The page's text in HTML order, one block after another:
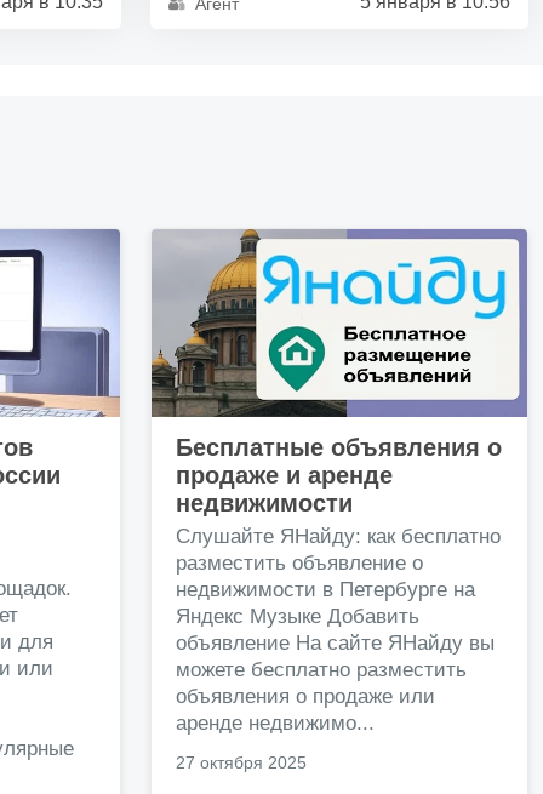
для
или
Бесплатные объявления о
продаже и аренде
недвижимости
Слушайте ЯНайду: как бесплатно
разместить объявление о
недвижимости в Петербурге на
Яндекс Музыке Добавить
объявление На сайте ЯНайду вы
можете бесплатно разместить
объявления о продаже или
аренде недвижимо...
27 октября 2025